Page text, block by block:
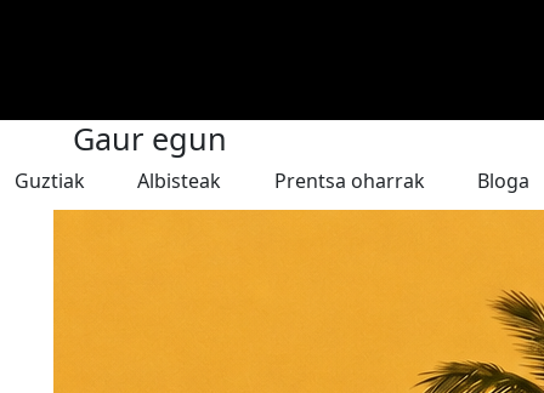
Gaur egun
Guztiak Albisteak Prentsa oharrak Bloga